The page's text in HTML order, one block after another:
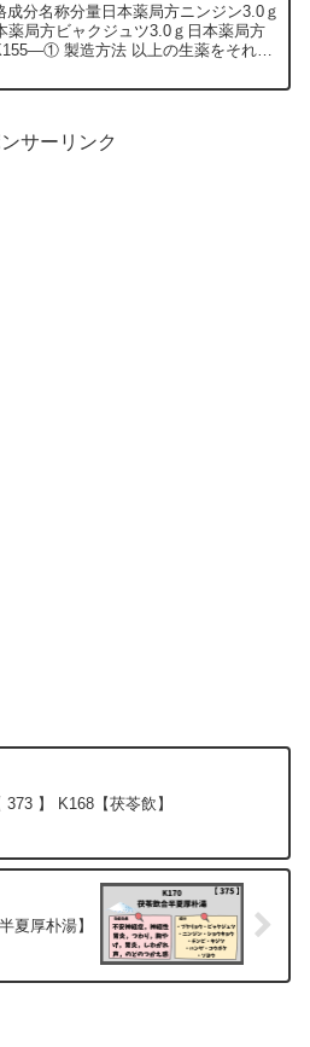
分名称分量日本薬局方ニンジン3.0ｇ
薬局方ビャクジュツ3.0ｇ日本薬局方
製造方法 以上の生薬をそれぞ
サーリンク
373 】 K168【茯苓飲】
夏厚朴湯】